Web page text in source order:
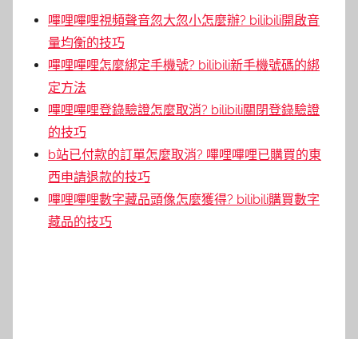
嗶哩嗶哩視頻聲音忽大忽小怎麼辦? bilibili開啟音
量均衡的技巧
嗶哩嗶哩怎麼綁定手機號? bilibili新手機號碼的綁
定方法
嗶哩嗶哩登錄驗證怎麼取消? bilibili關閉登錄驗證
的技巧
b站已付款的訂單怎麼取消? 嗶哩嗶哩已購買的東
西申請退款的技巧
嗶哩嗶哩數字藏品頭像怎麼獲得? bilibili購買數字
藏品的技巧